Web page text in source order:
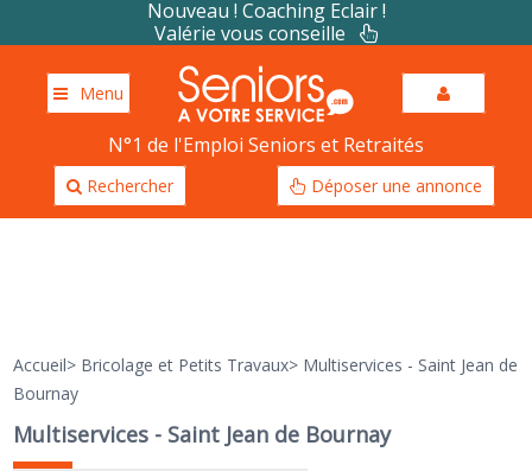
Nouveau ! Coaching Eclair !
Valérie vous conseille
Menu
N°1 de l'Emploi Seniors et Retraités
Rechercher Déposer une annonce
Accueil> Bricolage et Petits Travaux> Multiservices - Saint Jean de
Bournay
Multiservices - Saint Jean de Bournay